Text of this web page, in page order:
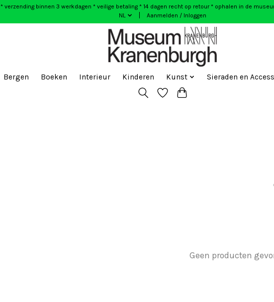
* verzending binnen 3 werkdagen * veilige betaling * 14 dagen recht op retour * ophalen in de
NL
Aanmelden / Inloggen
Bergen Boeken Interieur Kinderen Kunst Sieraden en
Geen producten